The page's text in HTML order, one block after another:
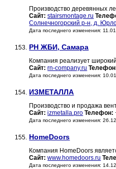
Производство деревянных
Сайт: stairsmontage.ru
Солнечногорский р-н, д.
Дата последнего изменения:
153. РН ЖБИ, Самара
Компания реализует
Сайт: rn-company.ru
Дата последнего изменения:
154. ИЗМЕТАЛЛА
Производство и продажа
Сайт: izmetalla.pro Телефон:
Дата последнего изменения:
155. HomeDoors
Компания HomeDoors
Сайт: www.homedoors.ru
Дата последнего изменения: